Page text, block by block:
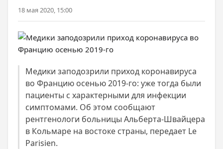
18 мая 2020, 15:00
Медики заподозрили приход коронавируса
во Францию осенью 2019-го: уже тогда были
пациенты с характерными для инфекции
симптомами. Об этом сообщают
рентгенологи больницы Альберта-Швайцера
в Кольмаре на востоке страны, передает Le
Parisien.